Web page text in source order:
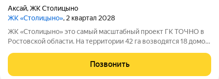
Аксай,ЖК Столицыно
ЖК «Столицыно», 2 квартал 2028
ЖК «Столицыно» это самый масштабный проект ГК ТОЧНО в
Ростовской области. На территории 42 га возводятся 18 домов
на 600 мест, медицинский центр, парк 8,4 га и фитнес-центр с
бассейном.
Позвонить